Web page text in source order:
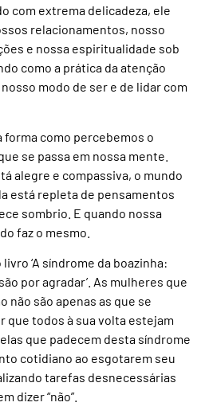
com extrema delicadeza, ele
relacionamentos, nosso
e nossa espiritualidade sob
como a prática da atenção
modo de ser e de lidar com
forma como percebemos o
se passa em nossa mente.
alegre e compassiva, o mundo
está repleta de pensamentos
sombrio. E quando nossa
faz o mesmo.
‘A síndrome da boazinha:
por agradar’. As mulheres que
não são apenas as que se
que todos à sua volta estejam
que padecem desta síndrome
cotidiano ao esgotarem seu
tarefas desnecessárias
dizer “não”.